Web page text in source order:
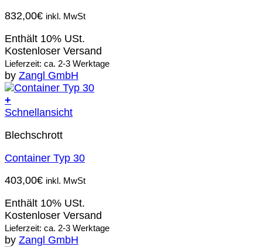
832,00€ inkl. MwSt
Enthält 10% USt.
Kostenloser Versand
Lieferzeit: ca. 2-3 Werktage
by Zangl GmbH
+
Schnellansicht
Blechschrott
Container Typ 30
403,00€ inkl. MwSt
Enthält 10% USt.
Kostenloser Versand
Lieferzeit: ca. 2-3 Werktage
by Zangl GmbH